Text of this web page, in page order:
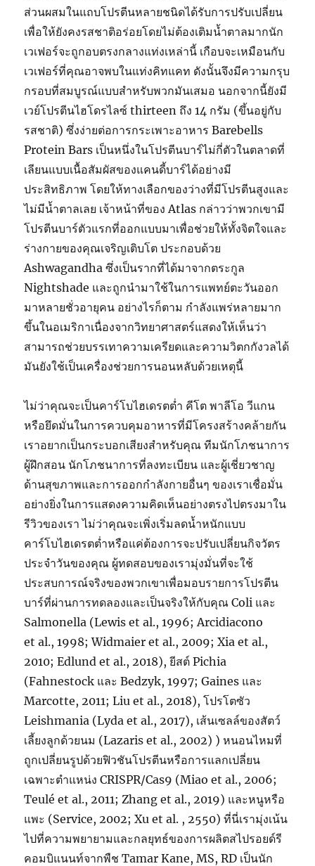
ส่วนผสมในแถบโปรตีนหลายชนิดได้รับการปรับเปลี่ยน
เพื่อให้ยังคงรสชาติอร่อยโดยไม่ต้องเติมน้ำตาลมากนัก
เวเฟอร์จะถูกอบตรงกลางแท่งเหล่านี้ เกือบจะเหมือนกับ
เวเฟอร์ที่คุณอาจพบในแท่งคิทแคท ดังนั้นจึงมีความกรุบ
กรอบที่สมบูรณ์แบบสำหรับพวกมันเสมอ นอกจากนี้ยังมี
เวย์โปรตีนไฮโดรไลซ์ thirteen ถึง 14 กรัม (ขึ้นอยู่กับ
รสชาติ) ซึ่งง่ายต่อการกระเพาะอาหาร Barebells
Protein Bars เป็นหนึ่งในโปรตีนบาร์ไม่กี่ตัวในตลาดที่
เลียนแบบเนื้อสัมผัสของแคนดี้บาร์ได้อย่างมี
ประสิทธิภาพ โดยให้ทางเลือกของว่างที่มีโปรตีนสูงและ
ไม่มีน้ำตาลเลย เจ้าหน้าที่ของ Atlas กล่าวว่าพวกเขามี
โปรตีนบาร์ตัวแรกที่ออกแบบมาเพื่อช่วยให้ทั้งจิตใจและ
ร่างกายของคุณเจริญเติบโต ประกอบด้วย
Ashwagandha ซึ่งเป็นรากที่ได้มาจากตระกูล
Nightshade และถูกนำมาใช้ในการแพทย์ตะวันออก
มาหลายชั่วอายุคน อย่างไรก็ตาม กำลังแพร่หลายมาก
ขึ้นในอเมริกาเนื่องจากวิทยาศาสตร์แสดงให้เห็นว่า
สามารถช่วยบรรเทาความเครียดและความวิตกกังวลได้
มันยังใช้เป็นเครื่องช่วยการนอนหลับด้วยเหตุนี้
ไม่ว่าคุณจะเป็นคาร์โบไฮเดรตต่ำ คีโต พาลีโอ วีแกน
หรือยึดมั่นในการควบคุมอาหารที่มีโครงสร้างคล้ายกัน
เราอยากเป็นกระบอกเสียงสำหรับคุณ ทีมนักโภชนาการ
ผู้ฝึกสอน นักโภชนาการที่ลงทะเบียน และผู้เชี่ยวชาญ
ด้านสุขภาพและการออกกำลังกายอื่นๆ ของเราเชื่อมั่น
อย่างยิ่งในการแสดงความคิดเห็นอย่างตรงไปตรงมาใน
รีวิวของเรา ไม่ว่าคุณจะเพิ่งเริ่มลดน้ำหนักแบบ
คาร์โบไฮเดรตต่ำหรือแค่ต้องการจะปรับเปลี่ยนกิจวัตร
ประจำวันของคุณ ผู้ทดสอบของเรามุ่งมั่นที่จะใช้
ประสบการณ์จริงของพวกเขาเพื่อมอบรายการโปรตีน
บาร์ที่ผ่านการทดลองและเป็นจริงให้กับคุณ Coli และ
Salmonella (Lewis et al., 1996; Arcidiacono
et al., 1998; Widmaier et al., 2009; Xia et al.,
2010; Edlund et al., 2018), ยีสต์ Pichia
(Fahnestock และ Bedzyk, 1997; Gaines และ
Marcotte, 2011; Liu et al., 2018), โปรโตซัว
Leishmania (Lyda et al., 2017), เส้นเซลล์ของสัตว์
เลี้ยงลูกด้วยนม (Lazaris et al., 2002) ) หนอนไหมที่
ถูกเปลี่ยนรูปด้วยฟิวชันโปรตีนหรือการแลกเปลี่ยน
เฉพาะตำแหน่ง CRISPR/Cas9 (Miao et al., 2006;
Teulé et al., 2011; Zhang et al., 2019) และหนูหรือ
แพะ (Service, 2002; Xu et al. , 2550) ที่นี่เรามุ่งเน้น
ไปที่ความพยายามและกลยุทธ์ของการผลิตสไปรอยด์รี
คอมบิแนนท์จากพืช Tamar Kane, MS, RD เป็นนัก